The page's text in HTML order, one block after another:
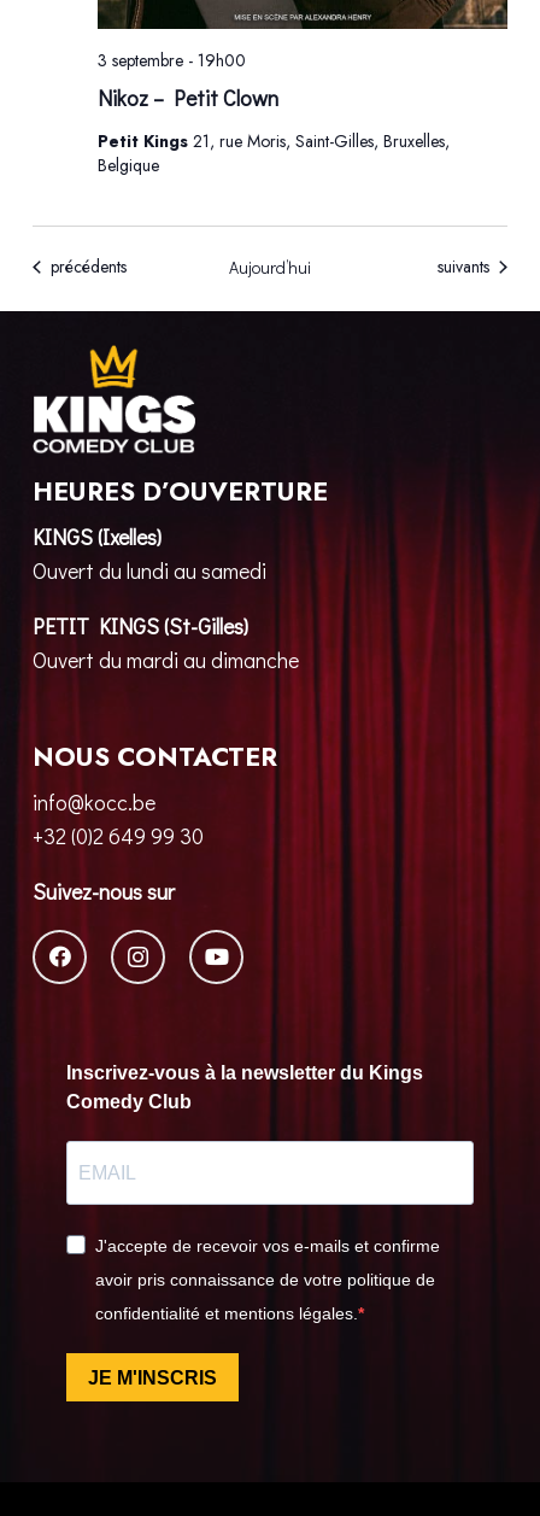
Nikoz – Petit Clown
3 septembre - 19h00
Petit Kings 21, rue Moris, Saint-Gilles, Bruxelles,
Belgique
Évènements
précédents Aujourd’hui Évènements
suivants
HEURES D’OUVERTURE
KINGS (Ixelles)
Ouvert du lundi au samedi
PETIT KINGS (St-Gilles)
Ouvert du mardi au dimanche
NOUS CONTACTER
info@kocc.be
+32 (0)2 649 99 30
Suivez-nous sur
Inscrivez-vous à la newsletter du Kings
Comedy Club
J'accepte de recevoir vos e-mails et confirme
avoir pris connaissance de votre politique de
confidentialité et mentions légales.
JE M'INSCRIS